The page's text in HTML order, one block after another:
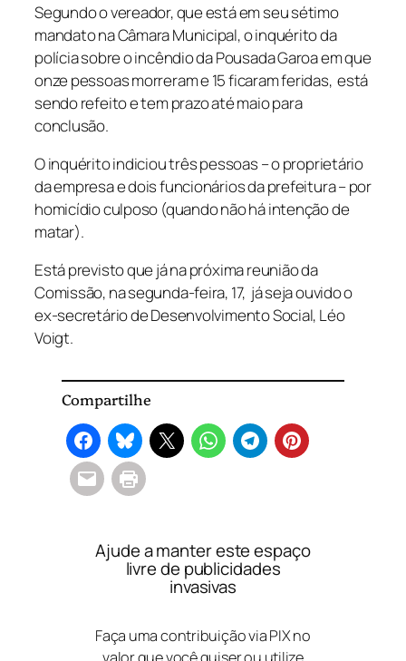
Segundo o vereador, que está em seu sétimo
mandato na Câmara Municipal, o inquérito da
polícia sobre o incêndio da Pousada Garoa em que
onze pessoas morreram e 15 ficaram feridas, está
sendo refeito e tem prazo até maio para
conclusão.
O inquérito indiciou três pessoas – o proprietário
da empresa e dois funcionários da prefeitura – por
homicídio culposo (quando não há intenção de
matar).
Está previsto que já na próxima reunião da
Comissão, na segunda-feira, 17, já seja ouvido o
ex-secretário de Desenvolvimento Social, Léo
Voigt.
Compartilhe
Ajude a manter este espaço
livre de publicidades
invasivas
Faça uma contribuição via PIX no